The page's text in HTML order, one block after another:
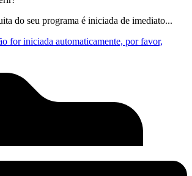
do seu programa é iniciada de imediato...
for iniciada automaticamente, por favor,